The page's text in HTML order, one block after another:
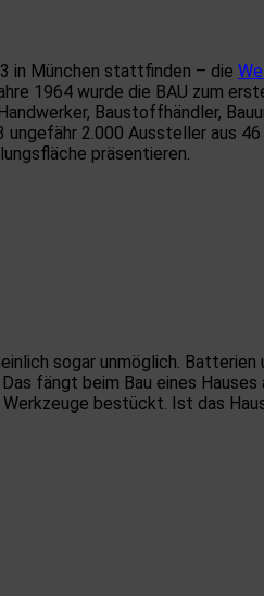
in München stattfinden – die
1964 wurde die BAU zum
Baustoffhändler,
2.000 Aussteller aus
präsentieren.
sogar unmöglich.
fängt beim Bau eines
bestückt. Ist das